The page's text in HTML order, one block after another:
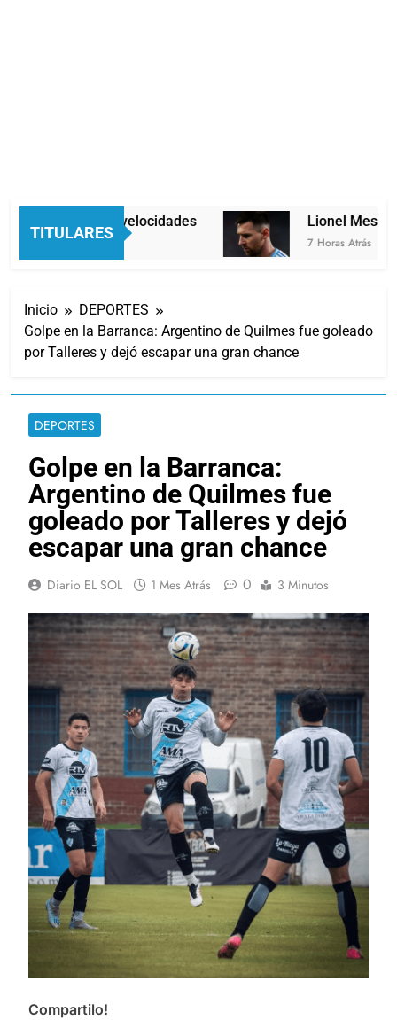
TITULARES
en dos velocidades
Atrás
Lionel Messi
7 Horas Atrás
Inicio
DEPORTES
Golpe en la Barranca: Argentino de Quilmes fue goleado
por Talleres y dejó escapar una gran chance
DEPORTES
Golpe en la Barranca:
Argentino de Quilmes fue
goleado por Talleres y dejó
escapar una gran chance
Diario EL SOL 1 Mes Atrás 0 3 Minutos
Compartilo!